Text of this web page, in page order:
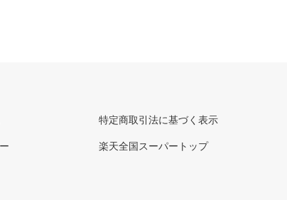
特定商取引法に基づく表示
楽天全国スーパートップ